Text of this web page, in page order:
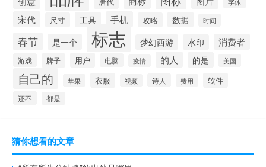
宋代 尺寸 工具 手机 攻略 数据 时间
春节 是一个 标志 梦幻西游 水印 消费者
游戏 牌子 用户 电脑 疫情 的人 的是 美国
自己的 苹果 衣服 视频 诗人 费用 软件
还不 都是
猜你想看的文章